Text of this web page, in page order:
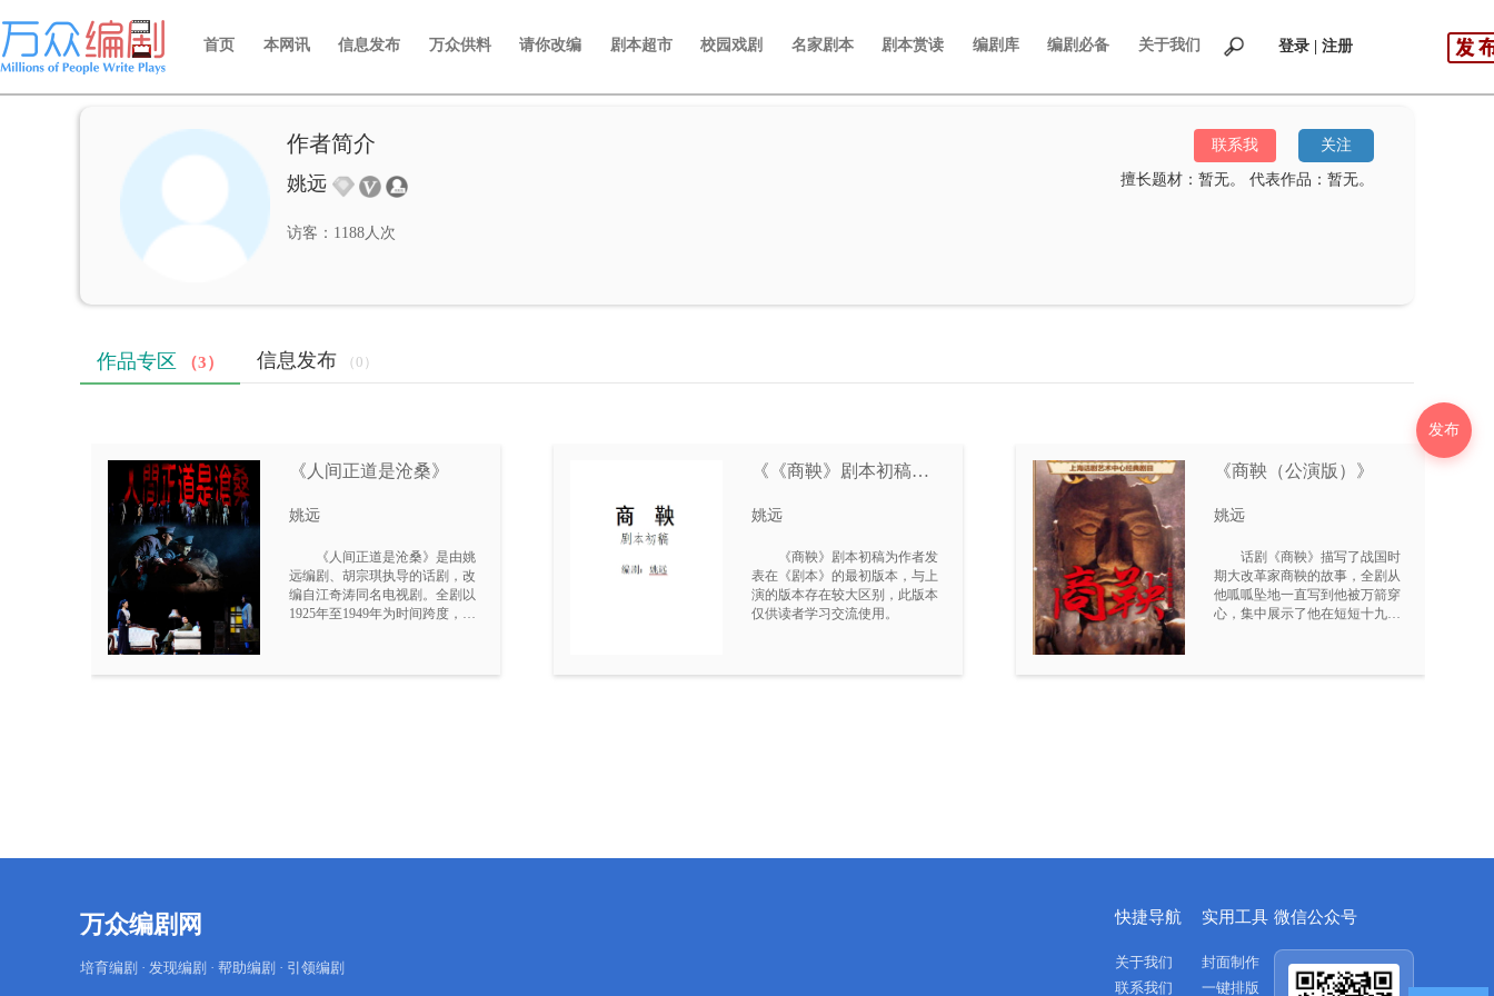
首页 本网讯 信息发布 万众供料 请你改编 剧本超市 校园戏剧 名家剧本 剧本赏读 编剧库 编剧必备 关于我们 登录 | 注册
发布
作者简介 联系我 关注
姚远 擅长题材：暂无。 代表作品：暂无。
访客：1188人次
作品专区 （3） 信息发布 （0）
《人间正道是沧桑》
姚远
《人间正道是沧桑》是由姚
远编剧、胡宗琪执导的话剧，改
编自江奇涛同名电视剧。全剧以
1925年至1949年为时间跨度，围
《《商鞅》剧本初稿，
姚远
《商鞅》剧本初稿为作者发
表在《剧本》的最初版本，与上
演的版本存在较大区别，此版本
仅供读者学习交流使用。
《商鞅（公演版）》
姚远
话剧《商鞅》描写了战国时
期大改革家商鞅的故事，全剧从
他呱呱坠地一直写到他被万箭穿
心，集中展示了他在短短十九年
万众编剧网
培育编剧 · 发现编剧 · 帮助编剧 · 引领编剧
快捷导航
关于我们
联系我们
实用工具
封面制作
一键排版
微信公众号